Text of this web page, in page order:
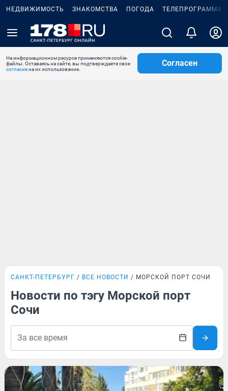
НЕДВИЖИМОСТЬ ЗНАКОМСТВА ПОГОДА ТЕЛЕПРОГРАММА
На информационном ресурсе применяются cookie-
файлы. Оставаясь на сайте, вы подтверждаете свое
согласиена их использование.
Согласен
САНКТ-ПЕТЕРБУРГ ВСЕ НОВОСТИ МОРСКОЙ ПОРТ СОЧИ
Новости по тэгу Морской порт
Сочи